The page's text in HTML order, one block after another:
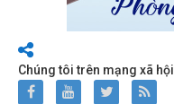
Chúng tôi trên mạng xã hội